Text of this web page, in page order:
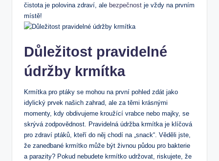
čistota je polovina zdraví, ale bezpečnost je vždy na prvním
místě!
Důležitost pravidelné
údržby krmítka
Krmítka pro ptáky se mohou na první pohled zdát jako
idylický prvek našich zahrad, ale za těmi krásnými
momenty, kdy obdivujeme kroužící vrabce nebo majky, se
skrývá zodpovědnost. Pravidelná údržba krmítka je klíčová
pro zdraví ptáků, kteří do něj chodí na „snack“. Věděli jste,
že zanedbané krmítko může být živnou půdou pro bakterie
a parazity? Pokud nebudete krmítko udržovat, riskujete, že